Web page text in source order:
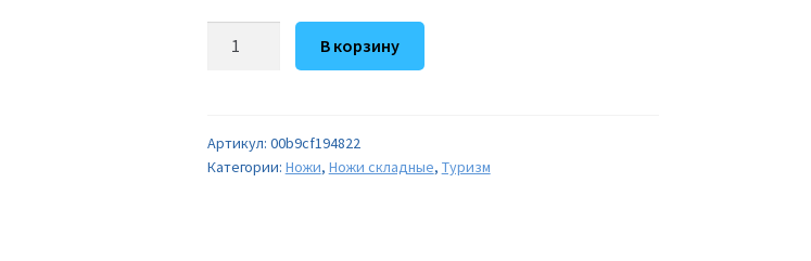
Количество
B006-
3D
В корзину
Артикул: 00b9cf194822
Категории: Ножи, Ножи складные, Туризм